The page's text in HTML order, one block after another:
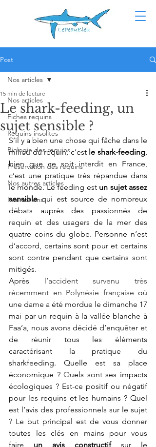
Post
Nos articles
Fiches requins
Requins insolites
Biologie des requins
Préservation des requins
Nos autres articles
Interactions
Nos articles
Le shark-feeding, un
sujet sensible ?
15 min de lecture
S’il y a bien une chose qui fâche dans le
milieu du requin, c’est le shark-feeding,
bien que ce soit interdit en France,
c’est une pratique très répandue dans
le monde. Le feeding est un sujet assez
sensible qui est source de nombreux
débats auprès des passionnés de
requin et des usagers de la mer des
quatre coins du globe. Personne n’est
d’accord, certains sont pour et certains
sont contre pendant que certains sont
mitigés.
Après l’accident survenu très
récemment en Polynésie française où
une dame a été mordue le dimanche 17
mai par un requin à la vallée blanche à
Faa’a, nous avons décidé d’enquêter et
de réunir tous les éléments
caractérisant la pratique du
sharkfeeding. Quelle est sa place
économique ? Quels sont ses impacts
écologiques ? Est-ce positif ou négatif
pour les requins et les humains ? Quel
est l’avis des professionnels sur le sujet
? Le but principal est de vous donner
toutes les clés en mains pour vous
faire un avis constructif sur le